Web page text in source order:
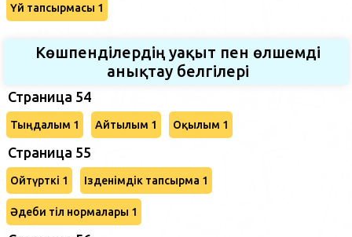
Үй тапсырмасы 1
Көшпенділердің уақыт пен өлшемді
анықтау белгілері
Страница 54
Тыңдалым 1 Айтылым 1 Оқылым 1
Страница 55
Ойтүрткі 1 Ізденімдік тапсырма 1
Әдеби тіл нормалары 1